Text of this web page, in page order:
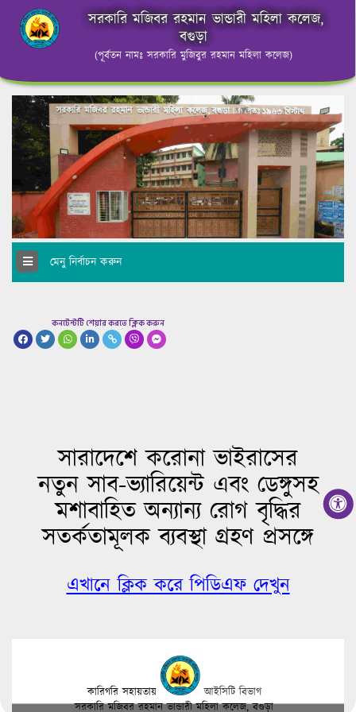
সরকারি মজিবর রহমান ভান্ডারী মহিলা কলেজ,
বগুড়া
(পূর্বতন নামঃ সরকারি মুজিবুর রহমান মহিলা কলেজ)
মেনু নির্বাচন করুন
কনটেন্টটি শেয়ার করতে ক্লিক করুন
সারাদেশে করোনা ভাইরাসের
নতুন সাব-ভ্যারিয়েন্ট এবং ডেঙ্গুসহ
মশাবাহিত অন্যান্য রোগ বৃদ্ধির
সতর্কতামূলক ব্যবস্থা গ্রহণ প্রসঙ্গে
এখানে ক্লিক করে পিডিএফ দেখুন
কারিগরি সহায়তায়
আইসিটি বিভাগ
সরকারি মজিবর রহমান ভান্ডারী মহিলা কলেজ, বগুড়া